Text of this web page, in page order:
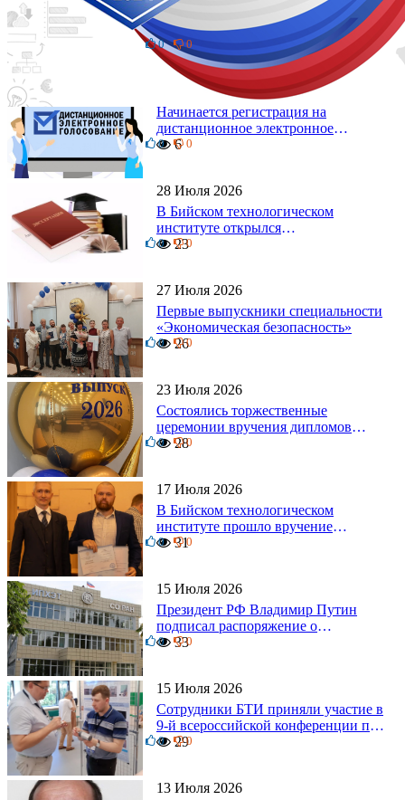
Бийский технологический институт
на ночном забеге
0 0
16
4 Августа 2026
Начинается регистрация на
дистанционное электронное
голосование на выборы!
0 0
6
28 Июля 2026
В Бийском технологическом
институте открылся
диссертационный совет!
0 0
23
27 Июля 2026
Первые выпускники специальности
«Экономическая безопасность»
0 0
26
23 Июля 2026
Состоялись торжественные
церемонии вручения дипломов
выпускникам БТИ
0 0
28
17 Июля 2026
В Бийском технологическом
институте прошло вручение
дипломов
0 0
31
15 Июля 2026
Президент РФ Владимир Путин
подписал распоряжение о
поощрении граждан и трудовых
0 0
33
15 Июля 2026
Сотрудники БТИ приняли участие в
9-й всероссийской конференции по
задачам со свободными границами
0 0
29
13 Июля 2026